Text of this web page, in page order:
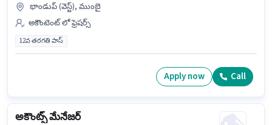
భాండుప్ (వెస్ట్), ముంబై
అకౌంటెంట్ లో ఫ్రెషర్స్
12వ తరగతి పాస్
Apply now Call
అకౌంట్స్ మేనేజర్